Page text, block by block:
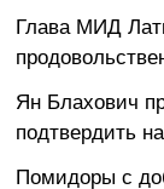
Глава МИД
Ян Блахович
подтвердить
Помидоры с